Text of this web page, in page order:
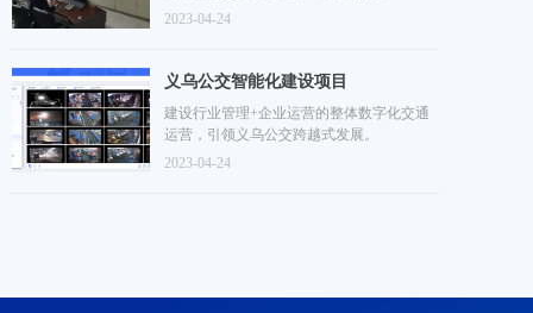
2023-04-24
义乌公交智能化建设项目
建设行业管理+企业运营的整体数字化交通
运营，引领义乌公交跨越式发展。
2023-04-24